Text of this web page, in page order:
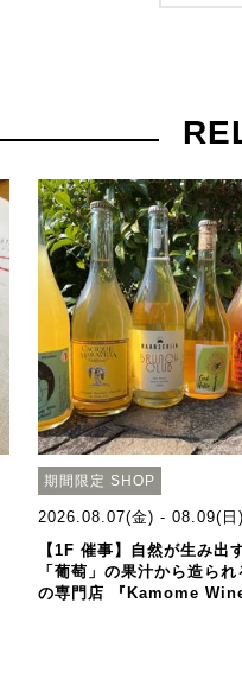
期間限定 SHOP
2026.08.07(金) - 08.09(日)
【1F 催事】自然が生み出
「葡萄」の果汁から造ら
の専門店 『Kamome Wine